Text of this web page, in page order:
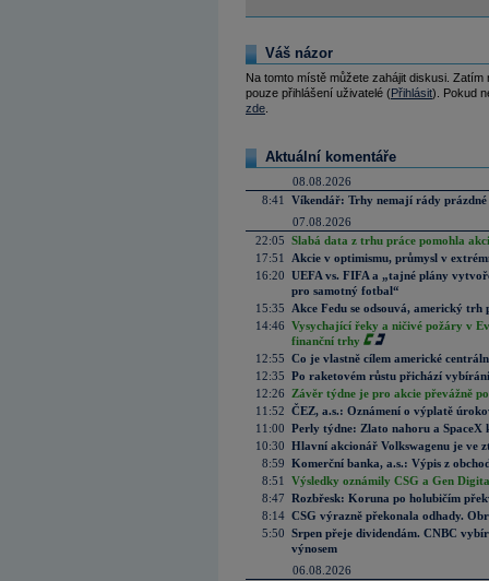
Váš názor
Na tomto místě můžete zahájit diskusi.
pouze přihlášení uživatelé (Přihlásit). Pokud
zde
Aktuální komentáře
08.08.2026
8:41
Víkendář: Trhy nemají rády prázdné
07.08.2026
22:05 Slabá data z trhu práce pomohla
17:51
Akcie v optimismu, průmysl v
16:20 UEFA vs. FIFA a „tajné plány
pro samotný fotbal“
15:35
Akce Fedu se odsouvá, americký
14:46 Vysychající řeky a ničivé požáry v
finanční trhy
12:55 Co je vlastně cílem americké
12:35 Po raketovém růstu přichází
12:26
Závěr týdne je pro akcie převážně
11:52 ČEZ, a.s.: Oznámení o výplatě
11:00 Perly týdne: Zlato nahoru a SpaceX
10:30 Hlavní akcionář Volkswagenu je ve
8:59 Komerční banka, a.s.: Výpis z
8:51
Výsledky oznámily CSG a Gen
8:47 Rozbřesk: Koruna po holubičím
8:14 CSG výrazně překonala odhady.
5:50 Srpen přeje dividendám. CNBC
výnosem
06.08.2026